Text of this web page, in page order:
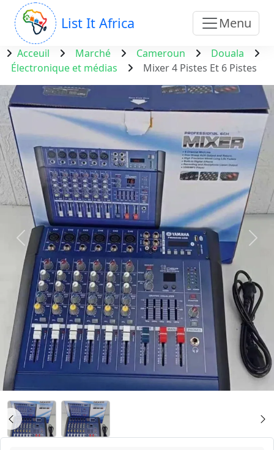
List It Africa Menu
Acceuil Marché Cameroun
Douala
Électronique et médias
Mixer 4 Pistes Et 6 Pistes